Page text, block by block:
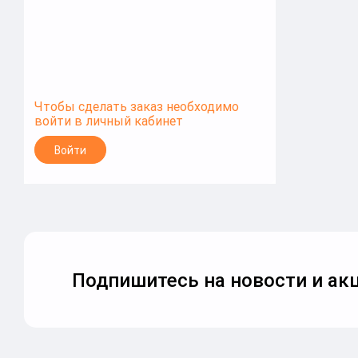
Чтобы сделать заказ необходимо
войти в личный кабинет
Войти
Подпишитесь на новости и